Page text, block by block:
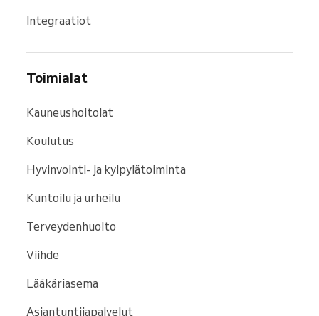
Integraatiot
Toimialat
Kauneushoitolat
Koulutus
Hyvinvointi- ja kylpylätoiminta
Kuntoilu ja urheilu
Terveydenhuolto
Viihde
Lääkäriasema
Asiantuntijapalvelut